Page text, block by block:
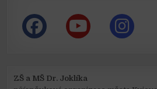
ZŠ a MŠ Dr. Joklíka